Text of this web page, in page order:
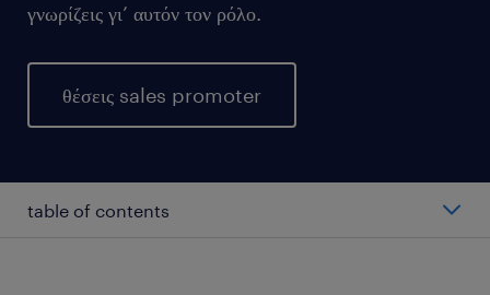
γνωρίζεις γι’ αυτόν τον ρόλο.
θέσεις sales promoter
table of contents